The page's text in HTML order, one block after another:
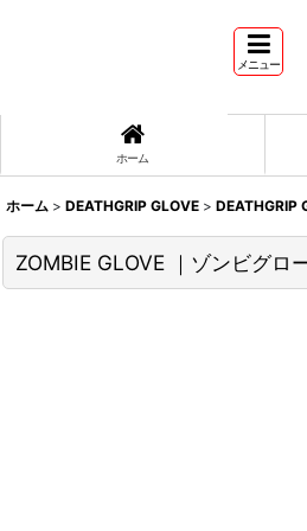
メニュー
ホーム
ホーム > DEATHGRIP GLOVE > DEATHGRIP
ZOMBIE GLOVE ｜ゾンビグロ